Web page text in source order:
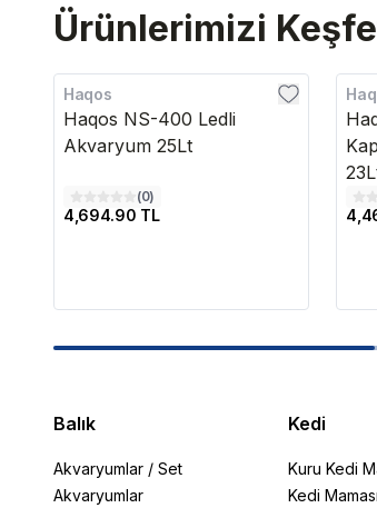
Ürünlerimizi
Haqos
Haqos NS-400 Ledli
Akvaryum 25Lt
(0)
4,694.90 TL
Balık
Akvaryumlar / Set
Akvaryumlar
Kedi
Kuru Kedi
Kedi Maması